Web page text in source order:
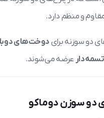
و منظم دارد.
دو سوزنه برای دوخت‌های
عرضه می‌شوند.
دو سوزن دوماکو